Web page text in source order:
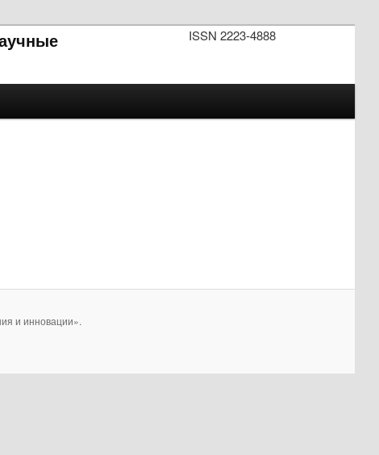
ISSN 2223-4888
и инновации».